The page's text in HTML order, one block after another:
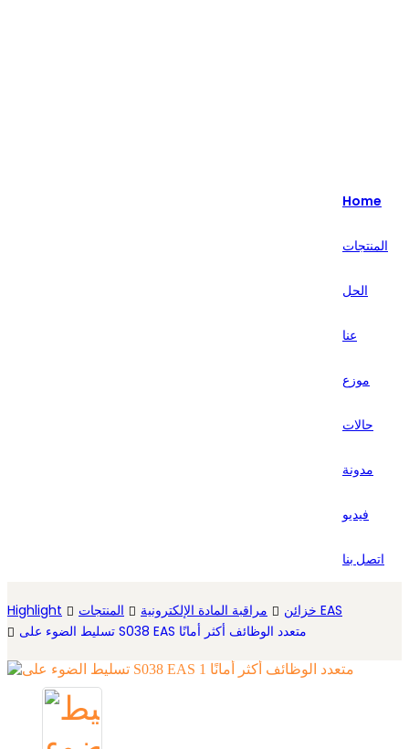
Home
المنتجات
الحل
عنا
موزع
حالات
مدونة
فيديو
اتصل بنا
Highlight المنتجات مراقبة المادة الإلكترونية
خزائن EAS
تسليط الضوء على S038 EAS متعدد الوظائف أكثر أمانًا